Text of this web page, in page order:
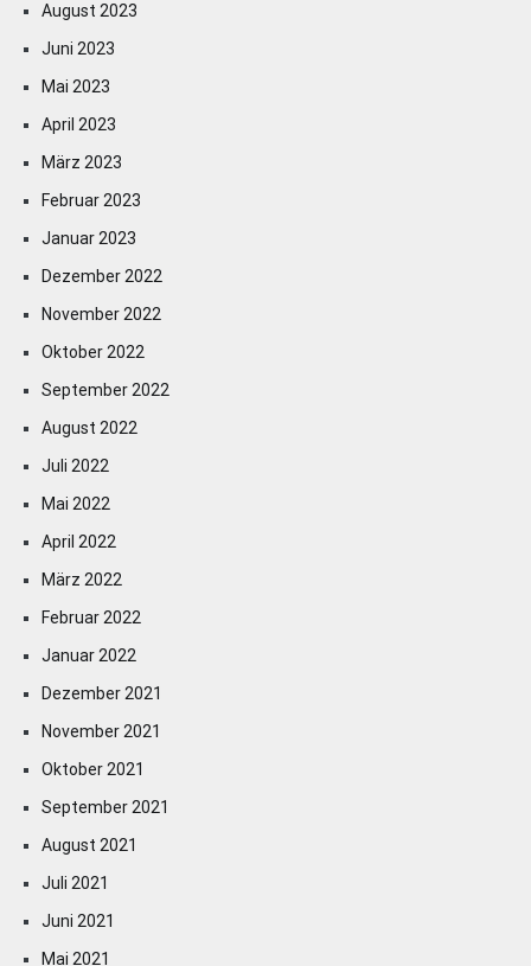
August 2023
Juni 2023
Mai 2023
April 2023
März 2023
Februar 2023
Januar 2023
Dezember 2022
November 2022
Oktober 2022
September 2022
August 2022
Juli 2022
Mai 2022
April 2022
März 2022
Februar 2022
Januar 2022
Dezember 2021
November 2021
Oktober 2021
September 2021
August 2021
Juli 2021
Juni 2021
Mai 2021